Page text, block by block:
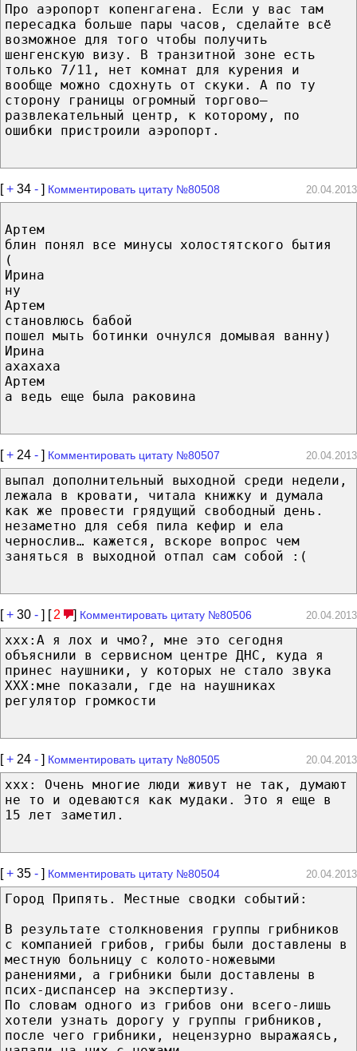
Про аэропорт копенгагена. Если у вас там
пересадка больше пары часов, сделайте всё
возможное для того чтобы получить
шенгенскую визу. В транзитной зоне есть
только 7/11, нет комнат для курения и
вообще можно сдохнуть от скуки. А по ту
сторону границы огромный торгово–
развлекательный центр, к которому, по
ошибки пристроили аэропорт.
[+ 34 - ] Комментировать цитату №80508 20.04.2013
Артем
блин понял все минусы холостятского бытия
(
Ирина
ну
Артем
становлюсь бабой
пошел мыть ботинки очнулся домывая ванну)
Ирина
ахахаха
Артем
а ведь еще была раковина
[+ 24 - ] Комментировать цитату №80507 20.04.2013
выпал дополнительный выходной среди недели,
лежала в кровати, читала книжку и думала
как же провести грядущий свободный день.
незаметно для себя пила кефир и ела
чернослив… кажется, вскоре вопрос чем
заняться в выходной отпал сам собой :(
[+ 30 - ] [ 2 ] Комментировать цитату №80506 20.04.2013
xxx:А я лох и чмо?, мне это сегодня
объяснили в сервисном центре ДНС, куда я
принес наушники, у которых не стало звука
XXX:мне показали, где на наушниках
регулятор громкости
[+ 24 - ] Комментировать цитату №80505 20.04.2013
xxx: Очень многие люди живут не так, думают
не то и одеваются как мудаки. Это я еще в
15 лет заметил.
[+ 35 - ] Комментировать цитату №80504 20.04.2013
Город Припять. Местные сводки событий:
В результате столкновения группы грибников
с компанией грибов, грибы были доставлены в
местную больницу с колото-ножевыми
ранениями, а грибники были доставлены в
псих-диспансер на экспертизу.
По словам одного из грибов они всего-лишь
хотели узнать дорогу у группы грибников,
после чего грибники, нецензурно выражаясь,